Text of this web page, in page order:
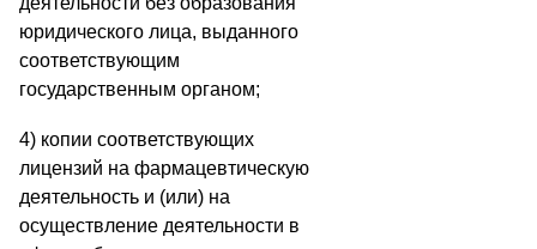
юридического лица, выданного
соответствующим
государственным органом;
4) копии соответствующих
лицензий на фармацевтическую
деятельность и (или) на
осуществление деятельности в